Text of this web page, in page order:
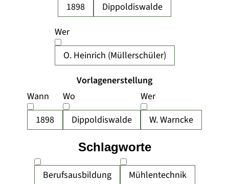
1898
Dippoldiswalde
Wer
O. Heinrich (Müllerschüler)
Vorlagenerstellung
Wann
1898
Wo
Dippoldiswalde
Wer
W. Warncke
Berufsausbildung Mühlentechnik
Schlagworte